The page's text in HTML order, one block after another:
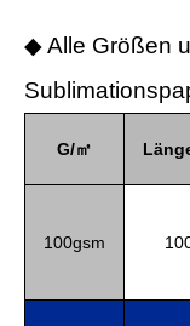
◆ Alle Größen
G/㎡
100gsm